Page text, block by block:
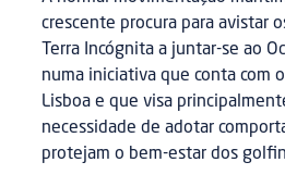
crescente procura para avistar
Terra Incógnita a juntar-se ao
numa iniciativa que conta com
Lisboa e que visa
necessidade de adotar
protejam o bem-estar dos